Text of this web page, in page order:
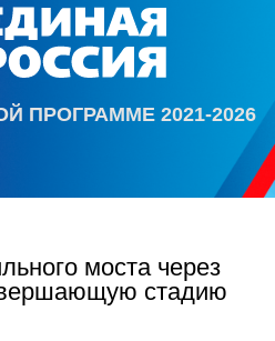
ПРОГРАММЕ 2021-2026
моста через
стадию